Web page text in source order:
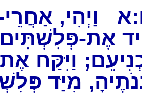
וַיְהִי,
אֶת-
וַיִּקַּח
מִיַּד